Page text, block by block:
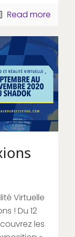
Read more
Virtuelle
! Du 12
les